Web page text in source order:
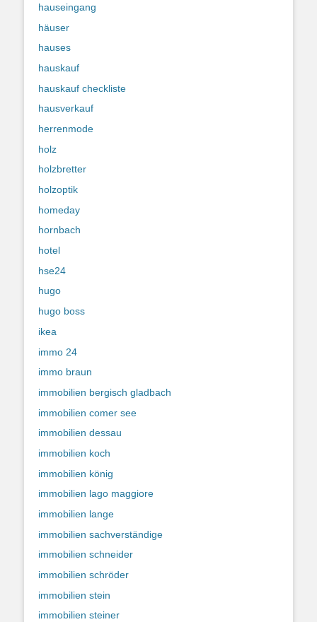
hauseingang
häuser
hauses
hauskauf
hauskauf checkliste
hausverkauf
herrenmode
holz
holzbretter
holzoptik
homeday
hornbach
hotel
hse24
hugo
hugo boss
ikea
immo 24
immo braun
immobilien bergisch gladbach
immobilien comer see
immobilien dessau
immobilien koch
immobilien könig
immobilien lago maggiore
immobilien lange
immobilien sachverständige
immobilien schneider
immobilien schröder
immobilien stein
immobilien steiner